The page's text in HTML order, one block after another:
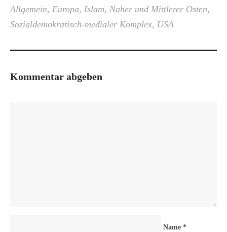
Allgemein, Europa, Islam, Naher und Mittlerer Osten,
Sozialdemokratisch-medialer Komplex, USA
Kommentar abgeben
Name *